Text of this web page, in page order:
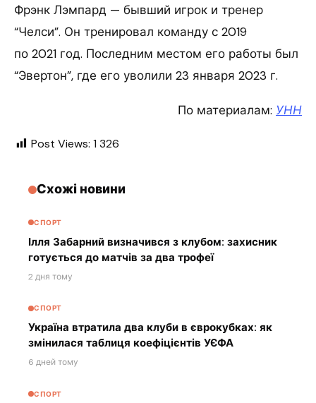
Фрэнк Лэмпард — бывший игрок и тренер
“Челси”. Он тренировал команду с 2019
по 2021 год. Последним местом его работы был
“Эвертон”, где его уволили 23 января 2023 г.
По материалам: УНН
Post Views: 1 326
Схожі новини
СПОРТ
Ілля Забарний визначився з клубом: захисник
готується до матчів за два трофеї
2 дня тому
СПОРТ
Україна втратила два клуби в єврокубках: як
змінилася таблиця коефіцієнтів УЄФА
6 дней тому
СПОРТ